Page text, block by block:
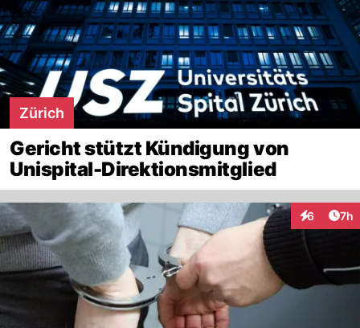
Zürich
Gericht stützt Kündigung von
Unispital-Direktionsmitglied
6 7h